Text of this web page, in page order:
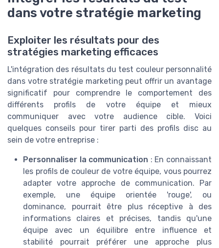
dans votre stratégie marketing
Exploiter les résultats pour des
stratégies marketing efficaces
L'intégration des résultats du test couleur personnalité
dans votre stratégie marketing peut offrir un avantage
significatif pour comprendre le comportement des
différents profils de votre équipe et mieux
communiquer avec votre audience cible. Voici
quelques conseils pour tirer parti des profils disc au
sein de votre entreprise :
Personnaliser la communication : En connaissant
les profils de couleur de votre équipe, vous pourrez
adapter votre approche de communication. Par
exemple, une équipe orientée 'rouge', ou
dominance, pourrait être plus réceptive à des
informations claires et précises, tandis qu'une
équipe avec un équilibre entre influence et
stabilité pourrait préférer une approche plus